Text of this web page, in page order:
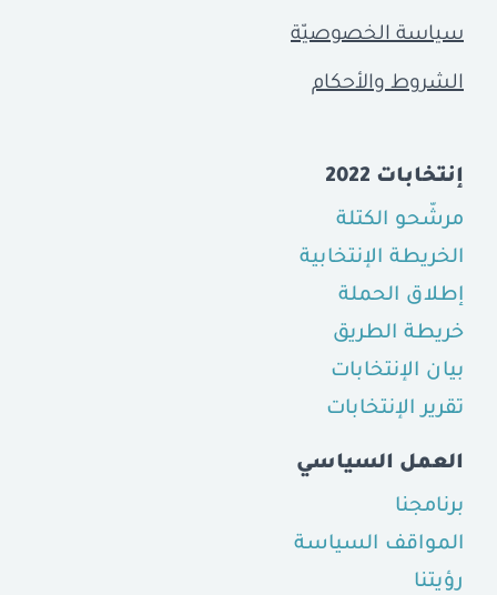
سياسة الخصوصيّة
الشروط والأحكام
إنتخابات 2022
مرشّحو الكتلة
الخريطة الإنتخابية
إطلاق الحملة
خريطة الطريق
بيان الإنتخابات
تقرير الإنتخابات
العمل السياسي
برنامجنا
المواقف السياسة
رؤيتنا